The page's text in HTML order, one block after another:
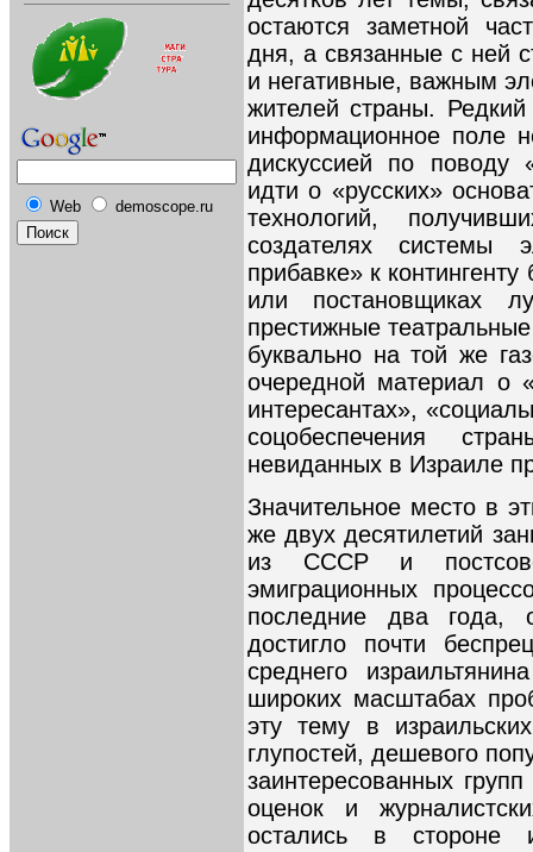
Web demoscope.ru
остаются заметной
дня, а связанные с ней
и негативные, важным
жителей страны.
информационное поле
дискуссией по поводу
идти о «русских»
технологий,
создателях системы
прибавке» к
или постановщиках
престижные
буквально на той же
очередной материал о
интересантах»,
соцобеспечения
невиданных в Израиле
Значительное место в
же двух десятилетий
из СССР и
эмиграционных
последние два года,
достигло почти
среднего
широких масштабах
эту тему в
глупостей, дешевого
заинтересованных
оценок и
остались в стороне